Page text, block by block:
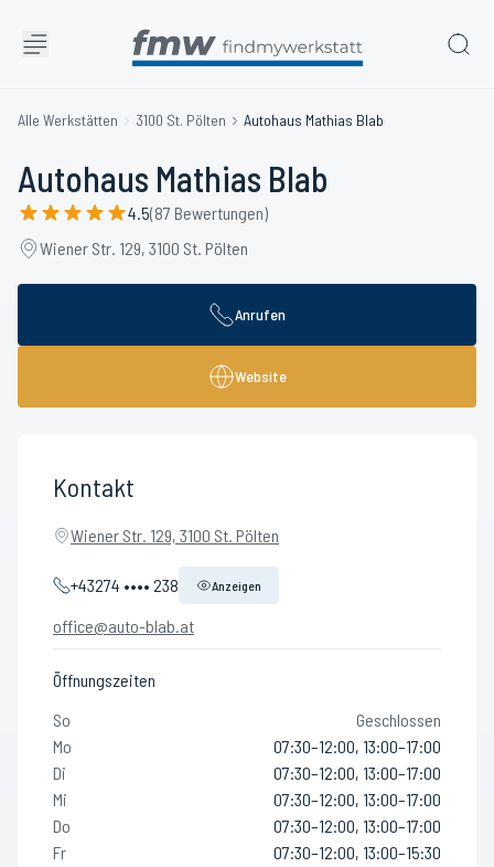
Alle Werkstätten 3100 St. Pölten Autohaus Mathias Blab
Autohaus Mathias Blab
4.5(87 Bewertungen)
Wiener Str. 129, 3100 St. Pölten
Anrufen
Website
Kontakt
Wiener Str. 129, 3100 St. Pölten
+43274 •••• 238 Anzeigen
office@auto-blab.at
Öffnungszeiten
So
Geschlossen
Mo
07:30–12:00, 13:00–17:00
Di
07:30–12:00, 13:00–17:00
Mi
07:30–12:00, 13:00–17:00
Do
07:30–12:00, 13:00–17:00
Fr
07:30–12:00, 13:00–15:30